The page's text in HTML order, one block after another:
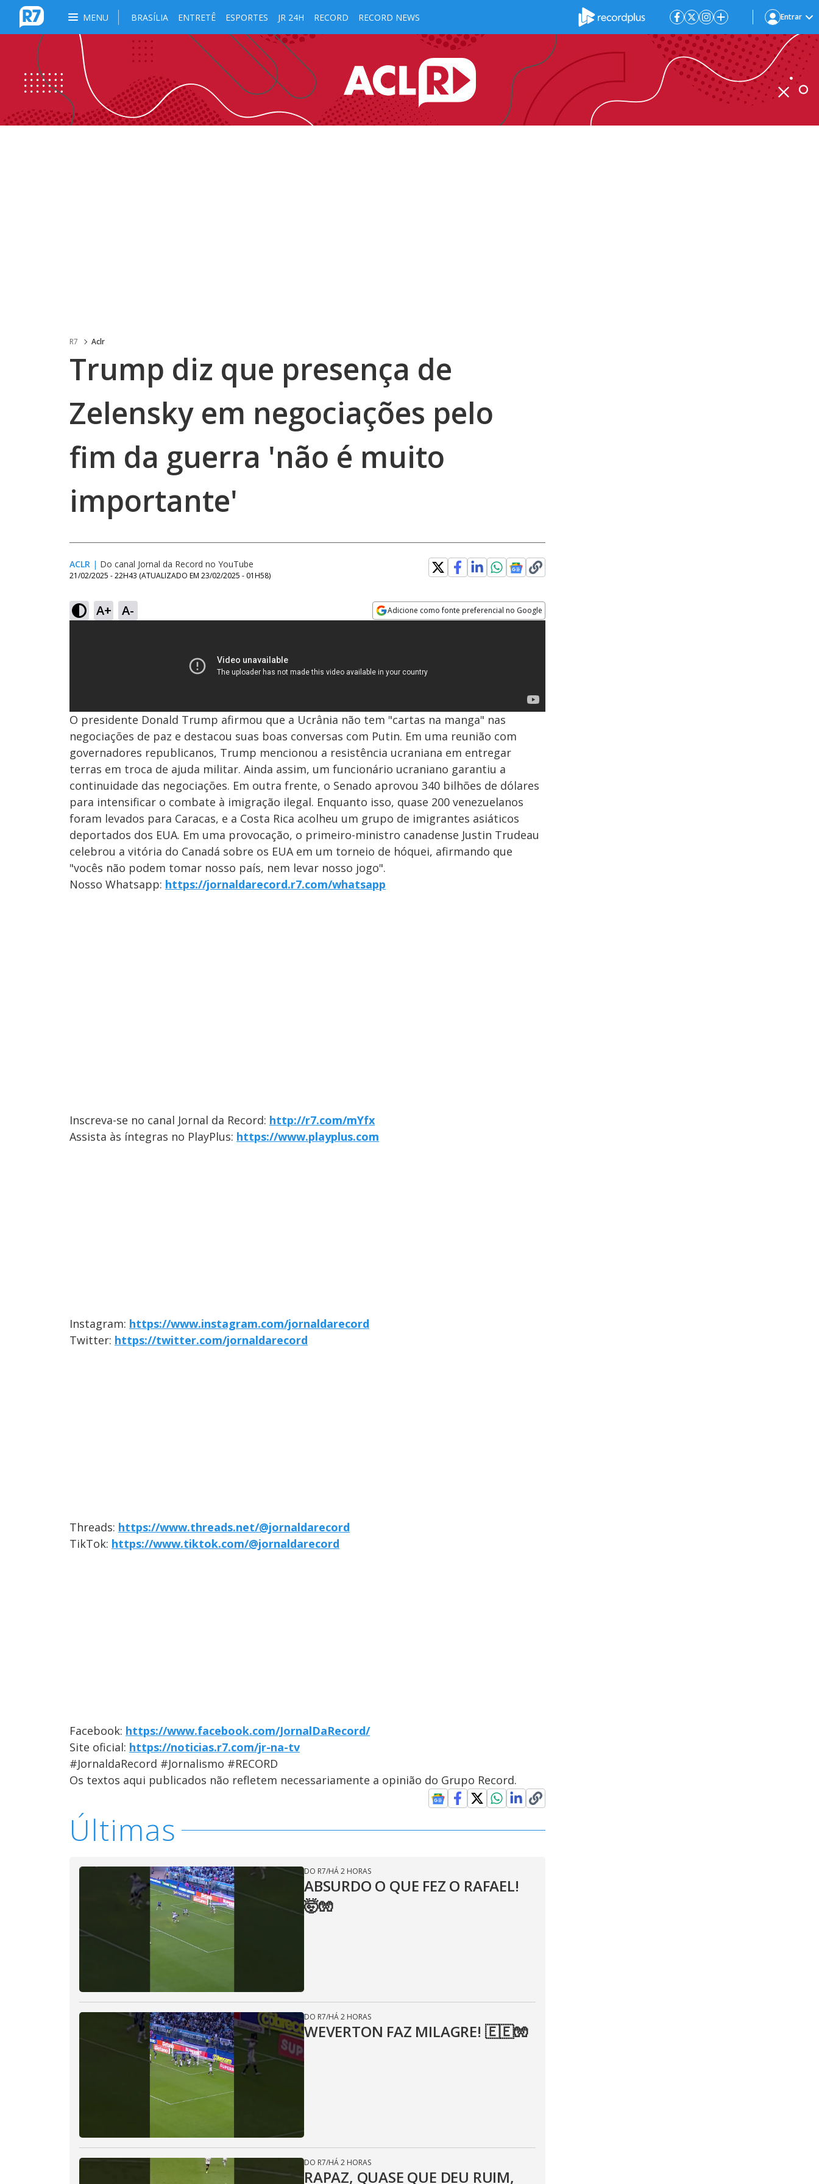
MENU BRASÍLIA ENTRETÊ ESPORTES JR 24H RECORD RECORD NEWS Entrar
R7 Aclr
Trump diz que presença de
Zelensky em negociações pelo
fim da guerra 'não é muito
importante'
ACLR | Do canal Jornal da Record no YouTube
21/02/2025 - 22H43 (ATUALIZADO EM 23/02/2025 - 01H58)
A+ A- Adicione como fonte preferencial no Google
O presidente Donald Trump afirmou que a Ucrânia não tem "cartas na manga" nas
negociações de paz e destacou suas boas conversas com Putin. Em uma reunião com
governadores republicanos, Trump mencionou a resistência ucraniana em entregar
terras em troca de ajuda militar. Ainda assim, um funcionário ucraniano garantiu a
continuidade das negociações. Em outra frente, o Senado aprovou 340 bilhões de dólares
para intensificar o combate à imigração ilegal. Enquanto isso, quase 200 venezuelanos
foram levados para Caracas, e a Costa Rica acolheu um grupo de imigrantes asiáticos
deportados dos EUA. Em uma provocação, o primeiro-ministro canadense Justin Trudeau
celebrou a vitória do Canadá sobre os EUA em um torneio de hóquei, afirmando que
"vocês não podem tomar nosso país, nem levar nosso jogo".
Nosso Whatsapp: https://jornaldarecord.r7.com/whatsapp
Inscreva-se no canal Jornal da Record: http://r7.com/mYfx
Assista às íntegras no PlayPlus: https://www.playplus.com
Instagram: https://www.instagram.com/jornaldarecord
Twitter: https://twitter.com/jornaldarecord
Threads: https://www.threads.net/@jornaldarecord
TikTok: https://www.tiktok.com/@jornaldarecord
Facebook: https://www.facebook.com/JornalDaRecord/
Site oficial: https://noticias.r7.com/jr-na-tv
#JornaldaRecord #Jornalismo #RECORD
Os textos aqui publicados não refletem necessariamente a opinião do Grupo Record.
Últimas
DO R7/HÁ 2 HORAS
ABSURDO O QUE FEZ O RAFAEL!
🤯🧤
DO R7/HÁ 2 HORAS
WEVERTON FAZ MILAGRE! 🇪🇪🧤
DO R7/HÁ 2 HORAS
RAPAZ, QUASE QUE DEU RUIM,